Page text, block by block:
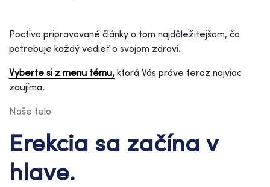
Poctivo pripravované články o tom najdôležitejšom, čo
potrebuje každý vedieť o svojom zdraví.
Vyberte si z menu tému, ktorá Vás práve teraz najviac
zaujíma.
Naše telo
Erekcia sa začína v
hlave.